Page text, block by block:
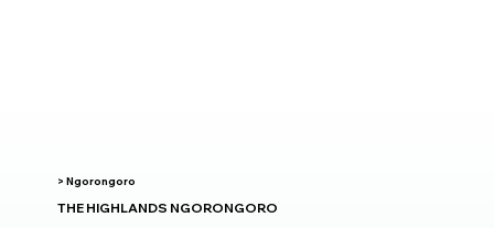
> Ngorongoro
THE HIGHLANDS NGORONGORO